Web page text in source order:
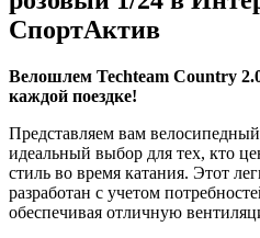
СпортАктив
Велошлем Techteam Country
каждой поездке!
Представляем вам
идеальный выбор для тех, кто
стиль во время катания. Этот
разработан с учетом
обеспечивая отличную